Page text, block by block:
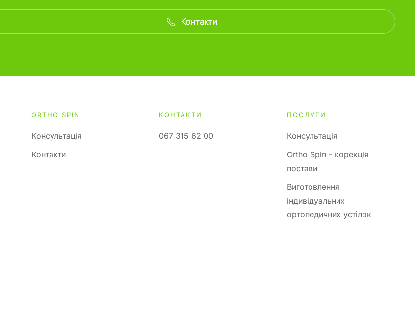
Контакти
ORTHO SPIN
Консультація
Контакти
КОНТАКТИ
067 315 62 00
ПОСЛУГИ
Консультація
Ortho Spin - корекція
постави
Виготовлення
індивідуальних
ортопедичних устілок